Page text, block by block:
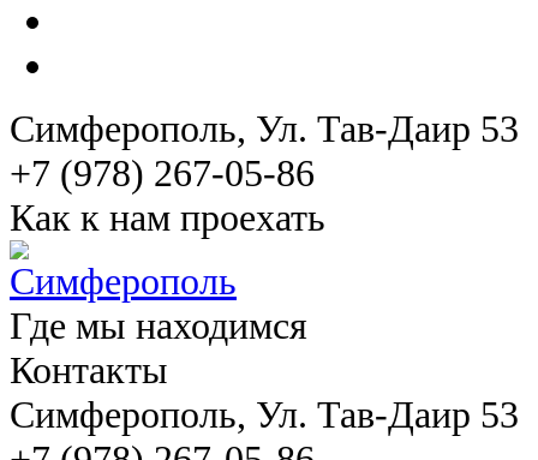
Симферополь, Ул. Тав-Даир 53
+7 (978) 267-05-86
Как к нам проехать
Где мы находимся
Контакты
Симферополь, Ул. Тав-Даир 53